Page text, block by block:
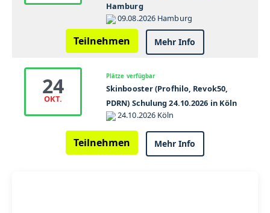
Hamburg
09.08.2026 Hamburg
Teilnehmen Mehr Info
24
OKT.
Plätze verfügbar
Skinbooster (Profhilo, Revok50,
PDRN) Schulung 24.10.2026 in Köln
24.10.2026 Köln
Teilnehmen Mehr Info